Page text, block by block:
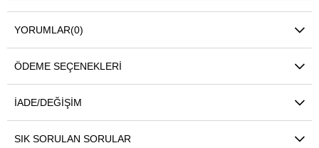
YORUMLAR(0)
ÖDEME SEÇENEKLERI
İADE/DEĞIŞIM
SIK SORULAN SORULAR